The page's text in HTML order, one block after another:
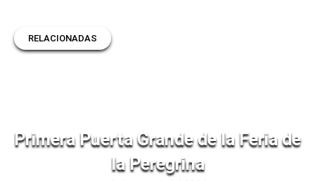
RELACIONADAS
Primera Puerta Grande de la Feria de
la Peregrina